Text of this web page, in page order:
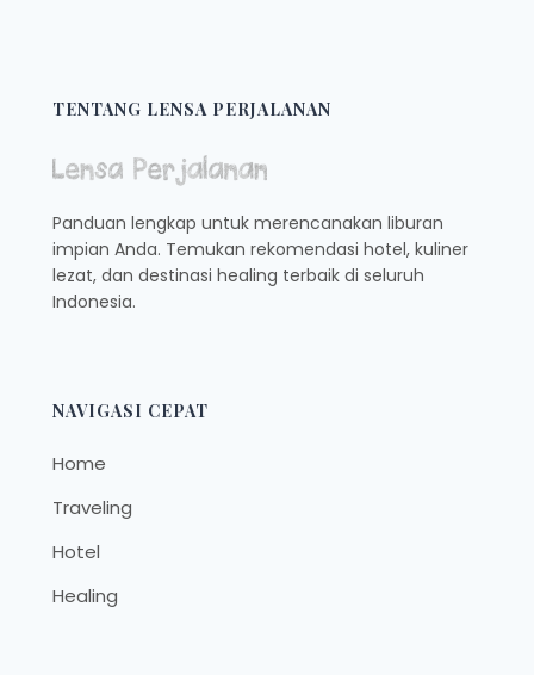
TENTANG LENSA PERJALANAN
Panduan lengkap untuk merencanakan liburan
impian Anda. Temukan rekomendasi hotel, kuliner
lezat, dan destinasi healing terbaik di seluruh
Indonesia.
NAVIGASI CEPAT
Home
Traveling
Hotel
Healing